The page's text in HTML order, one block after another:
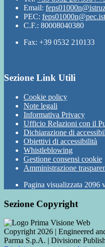
Email:
PEC:
C.F.: 80008040380
Fax: +39 0532 210133
Sezione Link Utili
Cookie policy
Note legali
Informativa Privacy
Ufficio Relazioni con il
Dichiarazione di
Obiettivi di accessibilità
Whistleblowing
Gestione consensi cookie
Amministrazione
Pagina visualizzata 2096
Sezione Copyright
Copyright 2026 | Engineered
Parma S.p.A. | Divisione